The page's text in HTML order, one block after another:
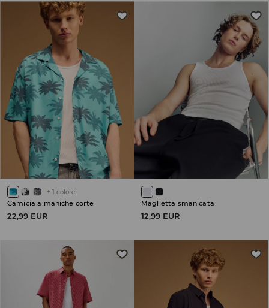
+ 1 colore
Camicia a maniche corte
22,99 EUR
Maglietta smanicata
12,99 EUR